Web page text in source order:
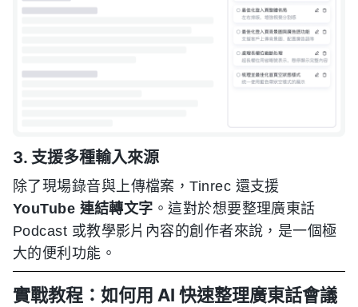
3. 支援多種輸入來源
除了現場錄音與上傳檔案，Tinrec 還支援
YouTube 連結轉文字 。這對於想要整理廣東話
Podcast 或教學影片內容的創作者來說，是一個極
大的便利功能。
實戰教程：如何用 AI 快速整理廣東話會議